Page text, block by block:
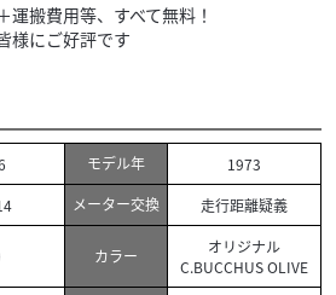
搬費用等、すべて無料！
様にご好評です
モデル年
1973
メーター交換 走行距離疑義
カラー
オリジナル
C.BUCCHUS OLIVE